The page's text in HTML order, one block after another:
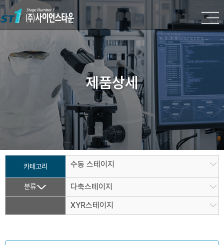
제품상세
카테고리 수동 스테이지
분류
다축스테이지
XYR스테이지